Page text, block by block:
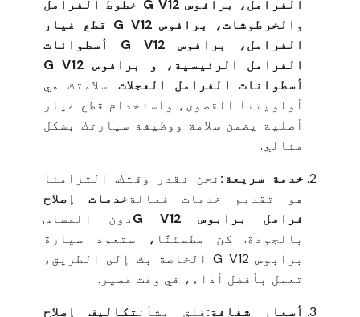
الفرامل، برافوس G V12 خطوط الفرامل
والخرطوشات، برافوس G V12 قطع غيار
الفرامل، برافوس G V12 أسطوانات
الفرامل الرئيسية، و برافوس G V12
أسطوانات الفرامل العجلات. سلامتك هي
أولويتنا القصوى، واستخدام قطع غيار
أصلية يضمن سلامة ووظيفة سيارتك بشكل
مثالي.
خدمة سريعة: نحن نقدر وقتك. التزامنا
هو تقديم خدمات فعالةخدمات إصلاح
فرامل برابوس G V12
دون المساس
بالجودة. كن مطمئنًا، ستعود سيارة
برابوس G V12 الخاصة بك إلى الطريق،
تعمل بأفضل أداء، في وقت قصير.
أسعار شفافة:قلق بشأنتكاليف إصلاح